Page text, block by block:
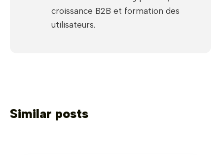
croissance B2B et formation des
utilisateurs.
Similar posts